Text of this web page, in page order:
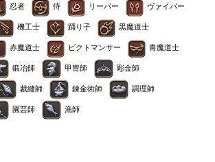
忍者 侍 リーパー ヴァイパー
機工士 踊り子 黒魔道士
赤魔道士 ピクトマンサー 青魔道士
鍛冶師 甲冑師 彫金師
裁縫師 錬金術師 調理師
園芸師 漁師